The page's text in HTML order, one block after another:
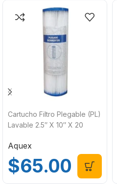
Cartucho Filtro Plegable (PL)
Lavable 2.5″ X 10″ X 20
Aquex
$65.00